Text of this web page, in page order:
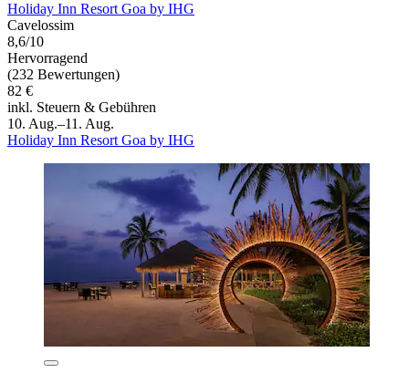
Holiday Inn Resort Goa by IHG
Cavelossim
8,6/10
Hervorragend
(232 Bewertungen)
82 €
inkl. Steuern & Gebühren
10. Aug.–11. Aug.
Holiday Inn Resort Goa by IHG